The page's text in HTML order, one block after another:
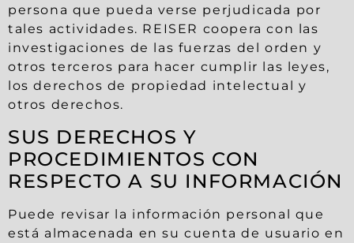
persona que pueda verse perjudicada por
tales actividades. REISER coopera con las
investigaciones de las fuerzas del orden y
otros terceros para hacer cumplir las leyes,
los derechos de propiedad intelectual y
otros derechos.
SUS DERECHOS Y
PROCEDIMIENTOS CON
RESPECTO A SU INFORMACIÓN
Puede revisar la información personal que
está almacenada en su cuenta de usuario en